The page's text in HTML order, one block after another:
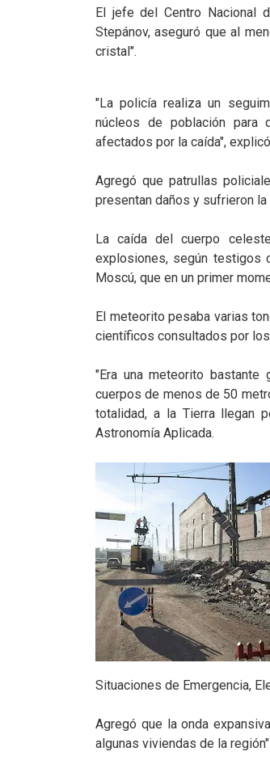
El jefe del Centro Nacional
Stepánov, aseguró que al
cristal".
"La policía realiza un
núcleos de población para
afectados por la caída",
Agregó que patrullas
presentan daños y sufrieron
La caída del cuerpo
explosiones, según testigos
Moscú, que en un primer
El meteorito pesaba varias
científicos consultados por
"Era una meteorito
cuerpos de menos de 50
totalidad, a la Tierra llegan
Astronomía Aplicada.
Situaciones de Emergencia,
Agregó que la onda
algunas viviendas de la región".